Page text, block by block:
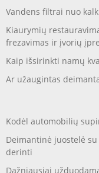
Vandens filtrai nuo
Kiaurymių
frezavimas ir įvorių
Kaip išsirinkti namų
Ar užaugintas
Kodėl automobilių
Deimantinė juostelė
derinti
Dažniausiai